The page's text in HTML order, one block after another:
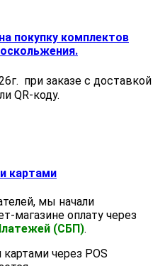
покупку комплектов
при заказе с доставкой
QR-коду.
картами
мы начали
магазине оплату через
(СБП).
через POS